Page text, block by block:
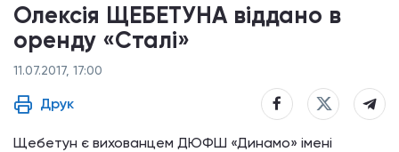
Олексія ЩЕБЕТУНА віддано в
оренду «Сталі»
11.07.2017, 17:00
Друк
Щебетун є вихованцем ДЮФШ «Динамо» імені